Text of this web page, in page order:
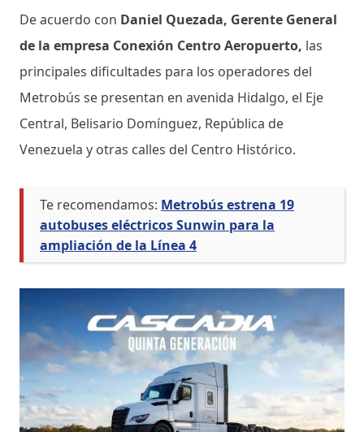
De acuerdo con Daniel Quezada, Gerente General
de la empresa Conexión Centro Aeropuerto, las
principales dificultades para los operadores del
Metrobús se presentan en avenida Hidalgo, el Eje
Central, Belisario Domínguez, República de
Venezuela y otras calles del Centro Histórico.
Te recomendamos: Metrobús estrena 19
autobuses eléctricos Sunwin para la
ampliación de la Línea 4